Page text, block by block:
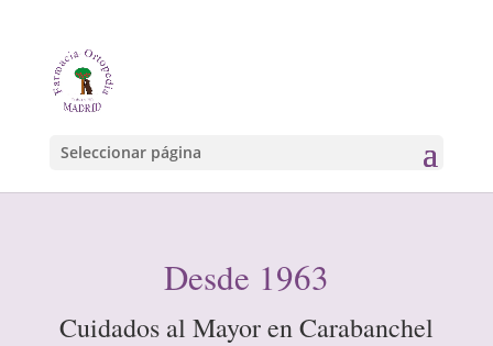
Seleccionar página
Desde 1963
Cuidados al Mayor en Carabanchel